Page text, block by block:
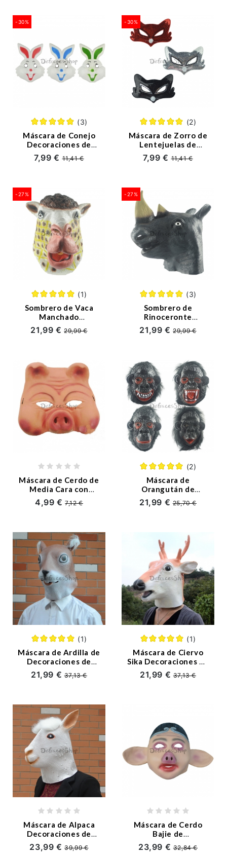
-30%
(3)
Máscara de Conejo
Decoraciones de
Halloween
7,99 €11,41 €
-30%
(2)
Máscara de Zorro de
Lentejuelas de
Decoraciones de
Halloween
7,99 €11,41 €
-27%
(1)
Sombrero de Vaca
Manchado
Decoraciones de
Halloween
21,99 €29,99 €
-27%
(3)
Sombrero de
Rinoceronte
Decoraciones de
Halloween
21,99 €29,99 €
Máscara de Cerdo de
Media Cara con
Decoraciones de
Halloween
4,99 €7,12 €
(2)
Máscara de
Orangután de
Decoraciones de
Halloween
21,99 €25,70 €
(1)
Máscara de Ardilla de
Decoraciones de
Halloween
21,99 €37,13 €
(1)
Máscara de Ciervo
Sika Decoraciones de
Halloween
21,99 €37,13 €
Máscara de Alpaca
Decoraciones de
Halloween
23,99 €39,99 €
Máscara de Cerdo
Bajie de
Decoraciones de
Halloween
23,99 €32,84 €